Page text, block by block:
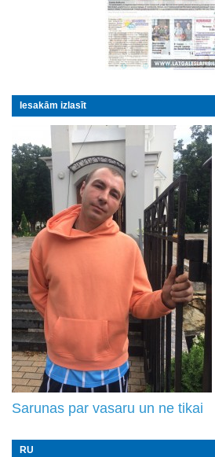
Iesakām izlasīt
Sarunas par vasaru un ne tikai
RU